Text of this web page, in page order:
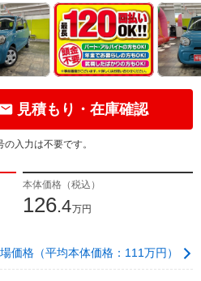
見積もり・在庫確認
入力は不要です。
本体価格（税込）
126.4万円
価格（平均本体価格：111万円）